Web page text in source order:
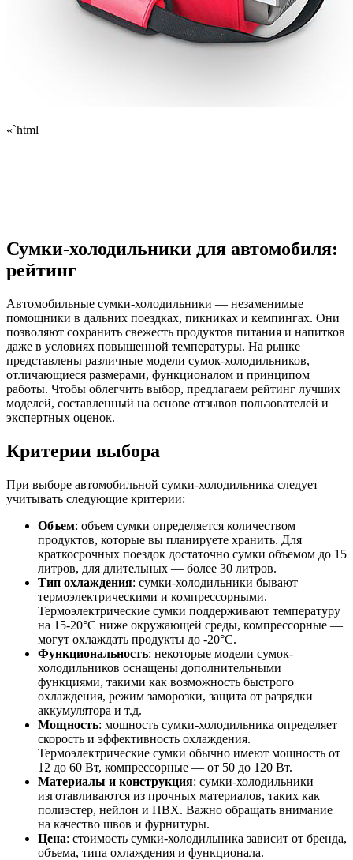
«`html
Сумки-холодильники для автомобиля:
рейтинг
Автомобильные сумки-холодильники — незаменимые
помощники в дальних поездках, пикниках и кемпингах. Они
позволяют сохранить свежесть продуктов питания и напитков
даже в условиях повышенной температуры. На рынке
представлены различные модели сумок-холодильников,
отличающиеся размерами, функционалом и принципом
работы. Чтобы облегчить выбор, предлагаем рейтинг лучших
моделей, составленный на основе отзывов пользователей и
экспертных оценок.
Критерии выбора
При выборе автомобильной сумки-холодильника следует
учитывать следующие критерии:
Объем: объем сумки определяется количеством
продуктов, которые вы планируете хранить. Для
краткосрочных поездок достаточно сумки объемом до 15
литров, для длительных — более 30 литров.
Тип охлаждения: сумки-холодильники бывают
термоэлектрическими и компрессорными.
Термоэлектрические сумки поддерживают температуру
на 15-20°C ниже окружающей среды, компрессорные —
могут охлаждать продукты до -20°C.
Функциональность: некоторые модели сумок-
холодильников оснащены дополнительными
функциями, такими как возможность быстрого
охлаждения, режим заморозки, защита от разрядки
аккумулятора и т.д.
Мощность: мощность сумки-холодильника определяет
скорость и эффективность охлаждения.
Термоэлектрические сумки обычно имеют мощность от
12 до 60 Вт, компрессорные — от 50 до 120 Вт.
Материалы и конструкция: сумки-холодильники
изготавливаются из прочных материалов, таких как
полиэстер, нейлон и ПВХ. Важно обращать внимание
на качество швов и фурнитуры.
Цена: стоимость сумки-холодильника зависит от бренда,
объема, типа охлаждения и функционала.